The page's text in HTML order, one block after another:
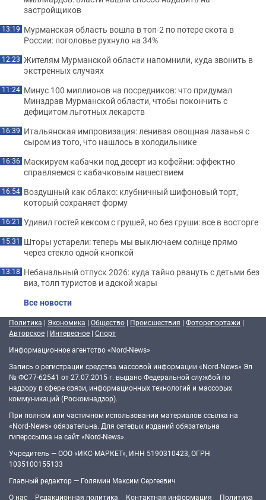
застройщиков
13:19 Мурманская область вошла в топ-2 по потере скота в
России: поголовье рухнуло на 34%
12:23 Жителям Мурманской области напомнили, куда звонить в
экстренных случаях
11:24 Минус 100 миллионов на посредников: что придумал
Минздрав Мурманской области, чтобы покончить с
дефицитом льготных лекарств
16:39 Итальянская импровизация: ленивая овощная лазанья с
сыром из того, что нашлось в холодильнике
16:36 Маскируем кабачки под десерт из кофейни: эффектно
справляемся с кабачковым нашествием
16:54 Воздушный как облако: клубничный шифоновый торт,
который сохраняет форму
16:21 Удивил гостей кексом с грушей, но без груши: все в восторге
15:31 Шторы устарели: теперь мы выключаем солнце прямо
через стекло одной кнопкой
13:18 Небанальный отпуск 2026: куда тайно рвануть с детьми без
виз, толп туристов и адской жары
Все новости
Политика | Экономика | Общество | Происшествия | Фоторепортажи |
Авторское | Интересное | Спорт
Информационное агентство «Nord-News»
Запись о регистрации средства массовой информации «Nord-News» Эл
№ ФС77-62541 от 27.07.2015 г. выдано Федеральной службой по
надзору в сфере связи, информационных технологий и массовых
коммуникаций (Роскомнадзор).
При полном или частичном использовании материалов ссылка на
«Nord-News» обязательна. Для сетевых изданий обязательна
гиперссылка на сайт «Nord-News».
Учредитель — ООО «ИКС-МАРКЕТ», ИНН 5190310423, ОГРН
1035100155133
Главный редактор — Голямин Максим Сергеевич
О нас
Редакционная политика Контактная информация Политика